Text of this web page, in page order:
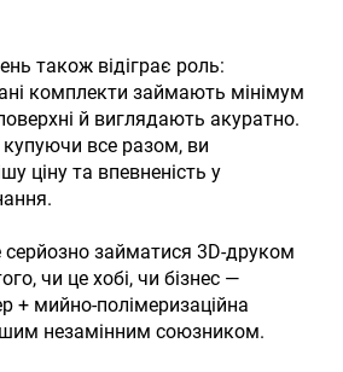
також відіграє роль:
комплекти займають мінімум
й виглядають акуратно.
все разом, ви
ціну та впевненість у
займатися 3D-друком
чи це хобі, чи бізнес —
+ мийно-полімеризаційна
незамінним союзником.